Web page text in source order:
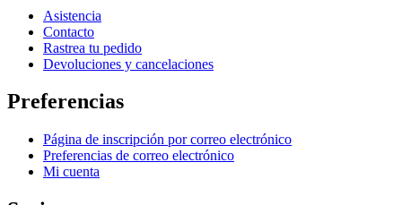
Asistencia
Contacto
Rastrea tu pedido
Devoluciones y cancelaciones
Preferencias
Página de inscripción por correo electrónico
Preferencias de correo electrónico
Mi cuenta